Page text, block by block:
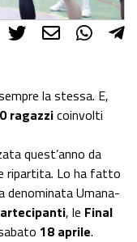
la stessa. E,
ragazzicoinvolti
quest’anno da
ripartita. Lo ha fatto
denominata Umana-
, le Final
18 aprile.